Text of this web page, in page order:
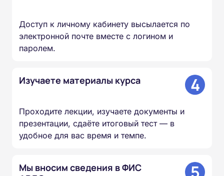
Доступ к личному кабинету высылается по
электронной почте вместе с логином и
паролем.
Изучаете материалы курса 4
Проходите лекции, изучаете документы и
презентации, сдаёте итоговый тест — в
удобное для вас время и темпе.
Мы вносим сведения в ФИС